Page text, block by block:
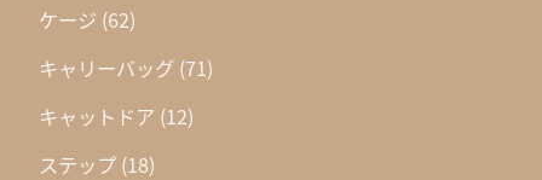
ケージ (62)
キャリーバッグ (71)
キャットドア (12)
ステップ (18)